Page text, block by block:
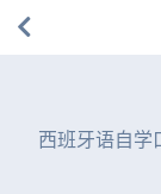
西班牙语自学